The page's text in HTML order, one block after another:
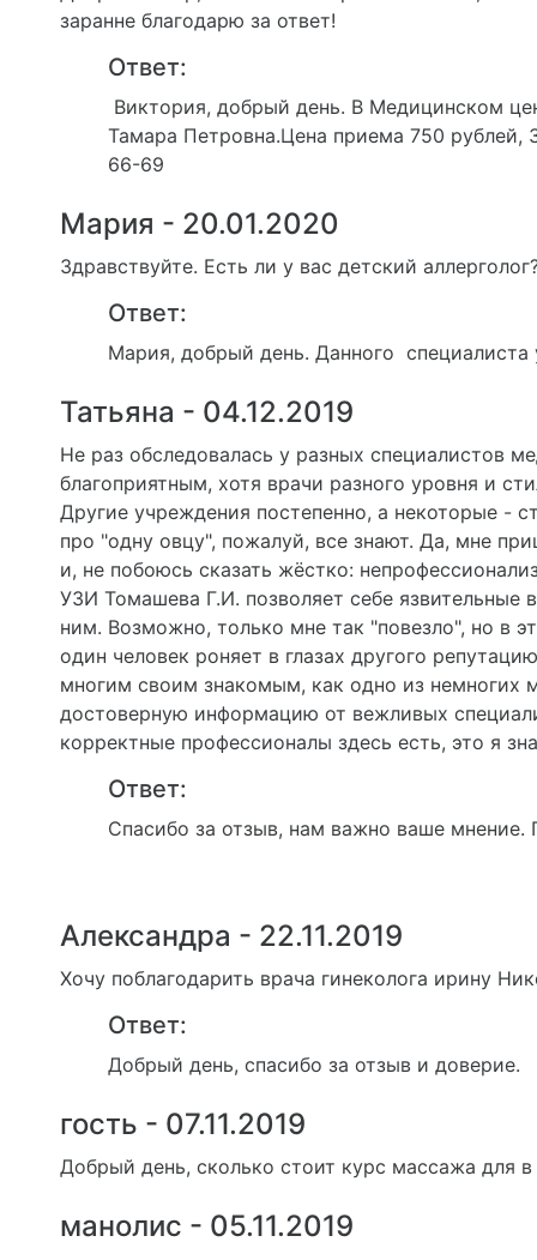
заранне благодарю за ответ!
Ответ:
Виктория, добрый день. В Медицинском
Тамара Петровна.Цена приема 750 рублей,
66-69
Мария - 20.01.2020
Здравствуйте. Есть ли у вас детский
Ответ:
Мария, добрый день. Данного специалиста
Татьяна - 04.12.2019
Не раз обследовалась у разных специалистов
благоприятным, хотя врачи разного уровня и
Другие учреждения постепенно, а некоторые -
про "одну овцу", пожалуй, все знают. Да, мне
и, не побоюсь сказать жёстко:
УЗИ Томашева Г.И. позволяет себе язвительные
ним. Возможно, только мне так "повезло", но в
один человек роняет в глазах другого
многим своим знакомым, как одно из немногих
достоверную информацию от вежливых
корректные профессионалы здесь есть, это я
Ответ:
Спасибо за отзыв, нам важно ваше
Александра - 22.11.2019
Хочу поблагодарить врача гинеколога ирину
Ответ:
Добрый день, спасибо за отзыв и доверие.
гость - 07.11.2019
Добрый день, сколько стоит курс массажа для
манолис - 05.11.2019